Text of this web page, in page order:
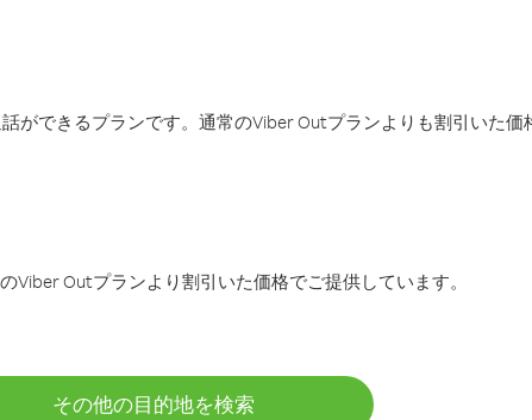
ができるプランです。通常のViber Outプランよりも割引いた価
Outプランより割引いた価格でご提供しています。
その他の目的地を検索